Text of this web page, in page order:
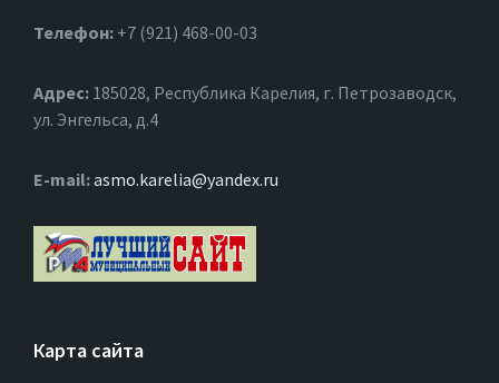
Телефон: +7 (921) 468-00-03
Адрес: 185028, Республика Карелия, г. Петрозаводск,
ул. Энгельса, д.4
Е-mail:asmo.karelia@yandex.ru
Карта сайта